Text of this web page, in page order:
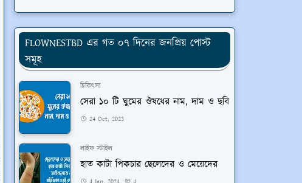
FLOWNESTBD এর গত ০৭ দিনের জনপ্রিয় পোস্ট
সমূহ
চিকিৎসা
সেরা ১০ টি ঘুমের ঔষধের নাম, দাম ও ছবি
24 Oct, 2023
লাইফ স্টাইল
হাত কাটা পিকচার ছেলেদের ও মেয়েদের